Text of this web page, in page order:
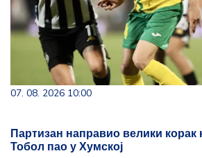
07. 08. 2026 10:00
Партизан направио велики корак
Тобол пао у Хумској